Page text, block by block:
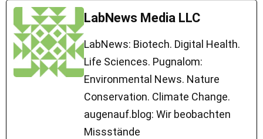
LabNews Media LLC
LabNews: Biotech. Digital Health.
Life Sciences. Pugnalom:
Environmental News. Nature
Conservation. Climate Change.
augenauf.blog: Wir beobachten
Missstände